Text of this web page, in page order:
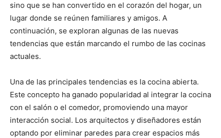
sino que se han convertido en el corazón del hogar, un
lugar donde se reúnen familiares y amigos. A
continuación, se exploran algunas de las nuevas
tendencias que están marcando el rumbo de las cocinas
actuales.
Una de las principales tendencias es la cocina abierta.
Este concepto ha ganado popularidad al integrar la cocina
con el salón o el comedor, promoviendo una mayor
interacción social. Los arquitectos y diseñadores están
optando por eliminar paredes para crear espacios más